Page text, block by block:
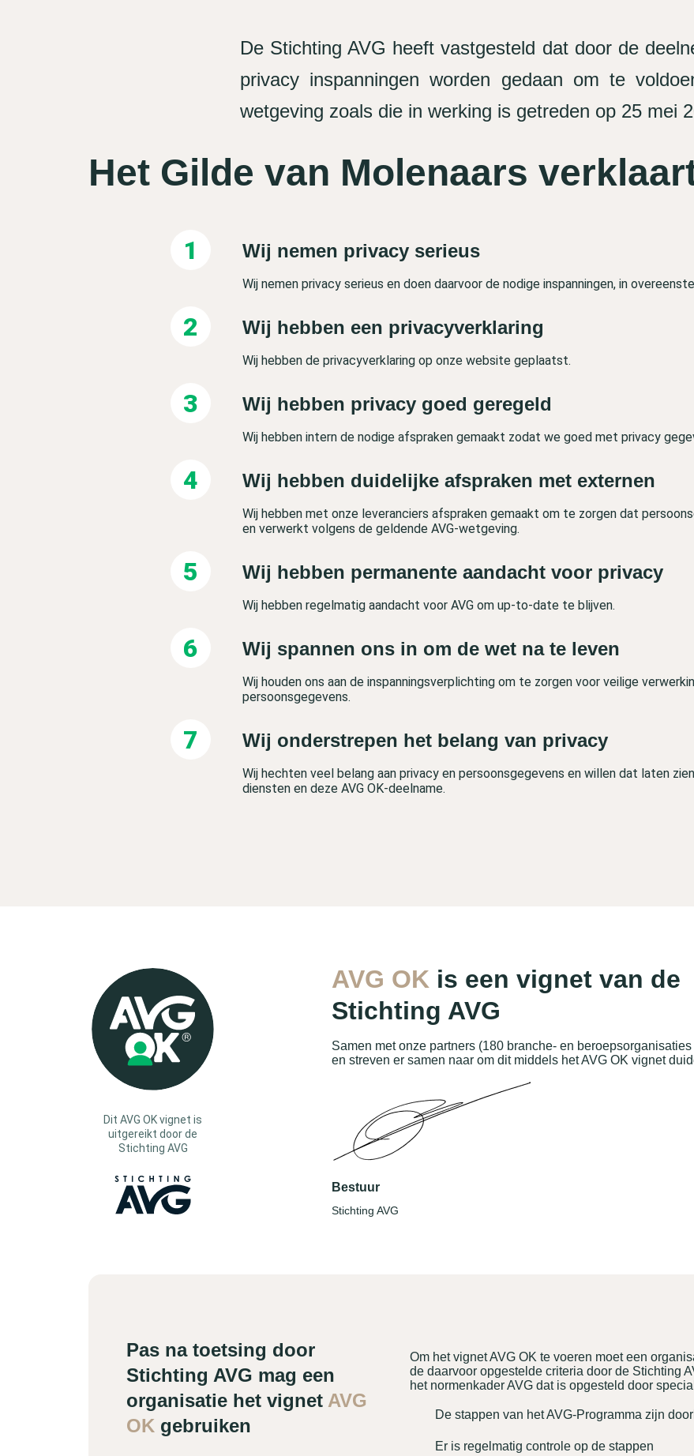
De Stichting AVG heeft vastgesteld dat door de
privacy inspanningen worden gedaan om te
wetgeving zoals die in werking is getreden op 25 mei
Het Gilde van Molenaars
Wij nemen privacy serieus
Wij nemen privacy serieus en doen daarvoor de nodige inspanningen, in
Wij hebben een privacyverklaring
Wij hebben de privacyverklaring op onze website geplaatst.
Wij hebben privacy goed geregeld
Wij hebben intern de nodige afspraken gemaakt zodat we goed met privacy
Wij hebben duidelijke afspraken met externen
Wij hebben met onze leveranciers afspraken gemaakt om te zorgen dat
en verwerkt volgens de geldende AVG-wetgeving.
Wij hebben permanente aandacht voor privacy
Wij hebben regelmatig aandacht voor AVG om up-to-date te blijven.
Wij spannen ons in om de wet na te leven
Wij houden ons aan de inspanningsverplichting om te zorgen voor veilige
persoonsgegevens.
Wij onderstrepen het belang van privacy
Wij hechten veel belang aan privacy en persoonsgegevens en willen dat laten
diensten en deze AVG OK-deelname.
Dit AVG OK vignet is
uitgereikt door de
Stichting AVG
AVG OK is een vignet van de
Stichting AVG
Samen met onze partners (180 branche- en
en streven er samen naar om dit middels het AVG OK vignet
Bestuur
Stichting AVG
Pas na toetsing door
Stichting AVG mag een
organisatie het vignet AVG
OK gebruiken
Om het vignet AVG OK te voeren moet een
de daarvoor opgestelde criteria door de Stichting
het normenkader AVG dat is opgesteld door
De stappen van het AVG-Programma zijn
Er is regelmatig controle op de stappen